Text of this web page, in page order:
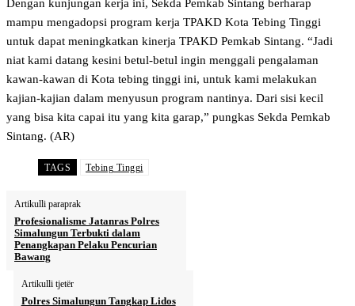
Dengan kunjungan kerja ini, Sekda Pemkab Sintang berharap
mampu mengadopsi program kerja TPAKD Kota Tebing Tinggi
untuk dapat meningkatkan kinerja TPAKD Pemkab Sintang. “Jadi
niat kami datang kesini betul-betul ingin menggali pengalaman
kawan-kawan di Kota tebing tinggi ini, untuk kami melakukan
kajian-kajian dalam menyusun program nantinya. Dari sisi kecil
yang bisa kita capai itu yang kita garap,” pungkas Sekda Pemkab
Sintang. (AR)
TAGS Tebing Tinggi
Artikulli paraprak
Profesionalisme Jatanras Polres
Simalungun Terbukti dalam
Penangkapan Pelaku Pencurian
Bawang
Artikulli tjetër
Polres Simalungun Tangkap Lidos